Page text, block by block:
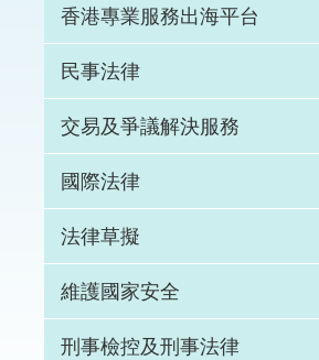
香港專業服務出海平台
民事法律
交易及爭議解決服務
國際法律
法律草擬
維護國家安全
刑事檢控及刑事法律